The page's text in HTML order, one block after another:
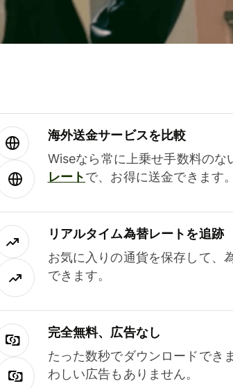
海外送金サービスを比較
Wiseなら常に上乗せ手数料のな
レートで、お得に送金できます。
リアルタイム為替レートを追跡
お気に入りの通貨を保存して、
できます。
完全無料、広告なし
たった数秒でダウンロードでき
わしい広告もありません。